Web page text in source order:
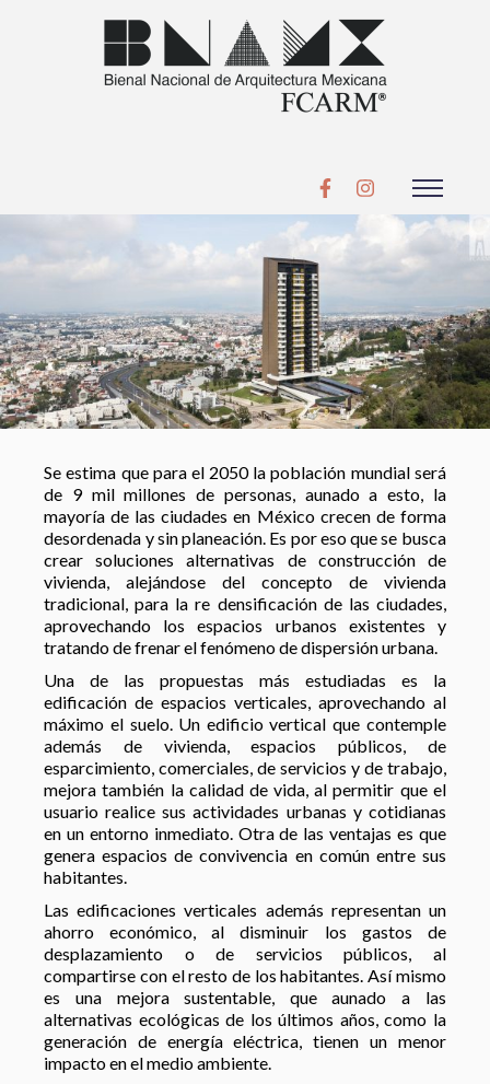
Se estima que para el 2050 la población mundial será
de 9 mil millones de personas, aunado a esto, la
mayoría de las ciudades en México crecen de forma
desordenada y sin planeación. Es por eso que se busca
crear soluciones alternativas de construcción de
vivienda, alejándose del concepto de vivienda
tradicional, para la re densificación de las ciudades,
aprovechando los espacios urbanos existentes y
tratando de frenar el fenómeno de dispersión urbana.
Una de las propuestas más estudiadas es la
edificación de espacios verticales, aprovechando al
máximo el suelo. Un edificio vertical que contemple
además de vivienda, espacios públicos, de
esparcimiento, comerciales, de servicios y de trabajo,
mejora también la calidad de vida, al permitir que el
usuario realice sus actividades urbanas y cotidianas
en un entorno inmediato. Otra de las ventajas es que
genera espacios de convivencia en común entre sus
habitantes.
Las edificaciones verticales además representan un
ahorro económico, al disminuir los gastos de
desplazamiento o de servicios públicos, al
compartirse con el resto de los habitantes. Así mismo
es una mejora sustentable, que aunado a las
alternativas ecológicas de los últimos años, como la
generación de energía eléctrica, tienen un menor
impacto en el medio ambiente.